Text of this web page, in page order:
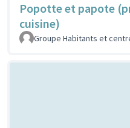
Popotte et papote
cuisine)
Groupe Habitants et